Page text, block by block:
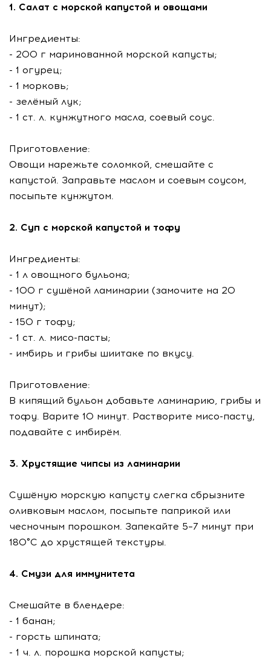
1. Салат с морской капустой и овощами
Ингредиенты:
- 200 г маринованной морской капусты;
- 1 огурец;
- 1 морковь;
- зелёный лук;
- 1 ст. л. кунжутного масла, соевый соус.
Приготовление:
Овощи нарежьте соломкой, смешайте с
капустой. Заправьте маслом и соевым соусом,
посыпьте кунжутом.
2. Суп с морской капустой и тофу
Ингредиенты:
- 1 л овощного бульона;
- 100 г сушёной ламинарии (замочите на 20
минут);
- 150 г тофу;
- 1 ст. л. мисо-пасты;
- имбирь и грибы шиитаке по вкусу.
Приготовление:
В кипящий бульон добавьте ламинарию, грибы и
тофу. Варите 10 минут. Растворите мисо-пасту,
подавайте с имбирём.
3. Хрустящие чипсы из ламинарии
Сушёную морскую капусту слегка сбрызните
оливковым маслом, посыпьте паприкой или
чесночным порошком. Запекайте 5–7 минут при
180°C до хрустящей текстуры.
4. Смузи для иммунитета
Смешайте в блендере:
- 1 банан;
- горсть шпината;
- 1 ч. л. порошка морской капусты;